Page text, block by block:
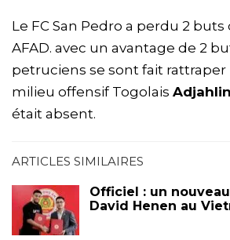
Le FC San Pedro a perdu 2
AFAD. avec un avantage de 2
petruciens se sont fait rattraper
milieu offensif Togolais
était absent.
ARTICLES SIMILAIRES
Officiel : un
David Henen au